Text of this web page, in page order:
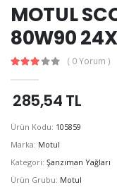
MOTUL
80W90
( 0 Yorum )
285,54 TL
Ürün Kodu: 105859
Marka: Motul
Kategori:Şanzıman Yağları
Ürün Grubu: Motul